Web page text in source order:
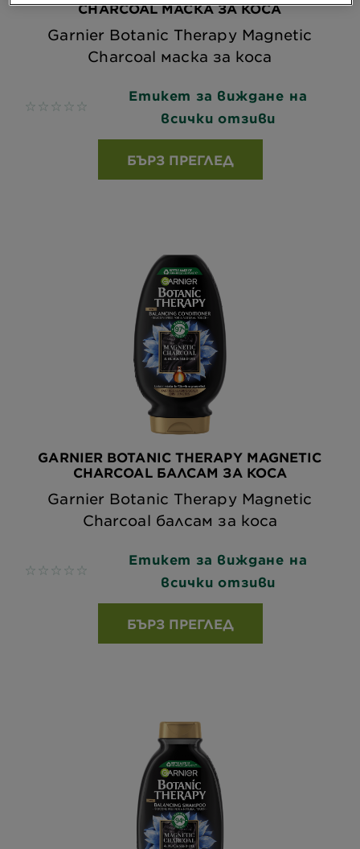
CHARCOAL МАСКА ЗА КОСА
Garnier Botanic Therapy Magnetic
Charcoal маска за коса
No reviews
Етикет за виждане на
всички отзиви
БЪРЗ ПРЕГЛЕД
GARNIER BOTANIC THERAPY MAGNETIC
CHARCOAL БАЛСАМ ЗА КОСА
Garnier Botanic Therapy Magnetic
Charcoal балсам за коса
No reviews
Етикет за виждане на
всички отзиви
БЪРЗ ПРЕГЛЕД